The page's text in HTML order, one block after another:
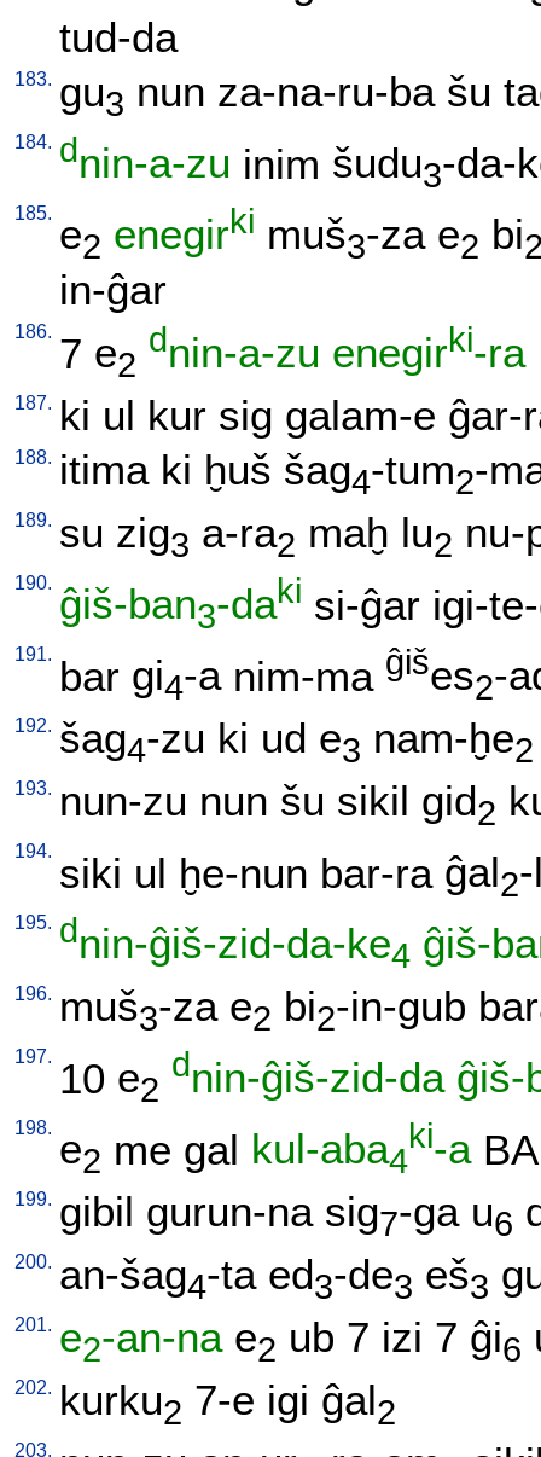
tud-da
183. gu3 nun za-na-ru-ba šu
184. dnin-a-zu inim šudu3-da-
185. e2 enegirki muš3-za e2 bi
in-ĝar
186. 7 e2
dnin-a-zu enegirki-ra
187. ki ul kur sig galam-e ĝar-
188. itima ki ḫuš šag4-tum2-
189. su zig3 a-ra2 maḫ lu2 nu-
190. ĝiš-ban3-daki si-ĝar igi-
191. bar gi4-a nim-ma ĝišes2-
192. šag4-zu ki ud e3 nam-ḫe2
193. nun-zu nun šu sikil gid2
194. siki ul ḫe-nun bar-ra ĝal2
195. dnin-ĝiš-zid-da-ke4 ĝiš-
196. muš3-za e2 bi2-in-gub
197. 10 e2
dnin-ĝiš-zid-da ĝiš-
198. e2 me gal kul-aba4
ki-a
199. gibil gurun-na sig7-ga u6
200. an-šag4-ta ed3-de3 eš3
201. e2-an-na e2 ub 7 izi 7 ĝi6
202. kurku2 7-e igi ĝal2
203.